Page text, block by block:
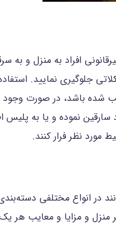
افراد به منزل
جلوگیری نمایید.
باشد، در صورت وجود
نموده و یا به پلیس
مورد نظر فرار کنند.
انواع مختلفی